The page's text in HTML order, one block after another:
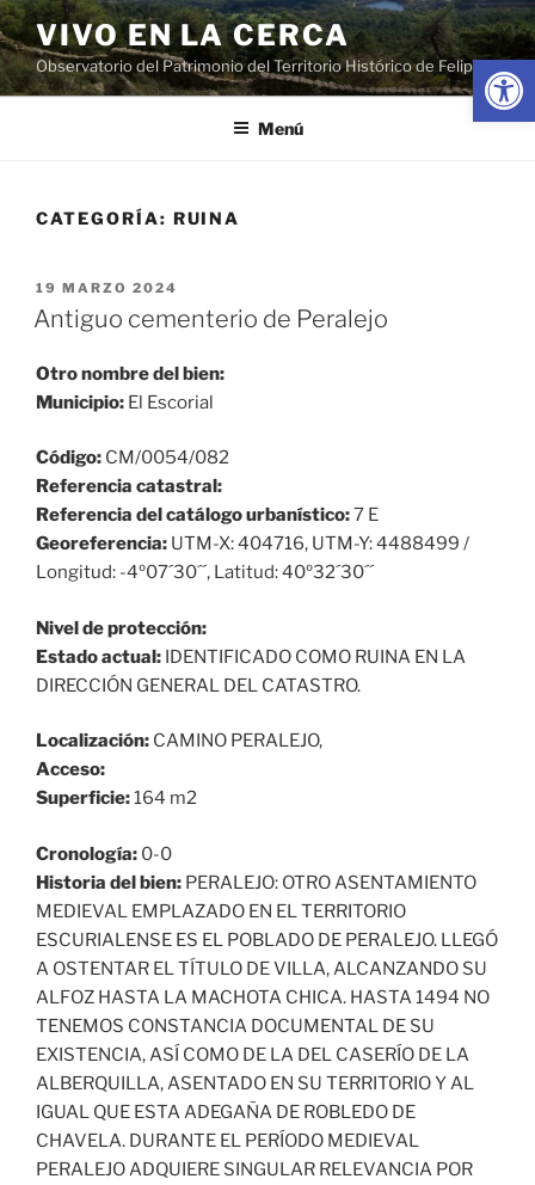
Abrir
Saltar
al
contenido
VIVO EN LA CERCA
Observatorio del Patrimonio del Territorio Histórico de Felipe II
Menú
CATEGORÍA: RUINA
PUBLICADO
EL
19 MARZO 2024
Antiguo cementerio de Peralejo
Otro nombre del bien:
Municipio: El Escorial
Código: CM/0054/082
Referencia catastral:
Referencia del catálogo urbanístico:7 E
Georeferencia: UTM-X: 404716, UTM-Y: 4488499 /
Longitud: -4º07´30´´, Latitud: 40º32´30´´
Nivel de protección:
Estado actual: IDENTIFICADO COMO RUINA EN LA
DIRECCIÓN GENERAL DEL CATASTRO.
Localización: CAMINO PERALEJO,
Acceso:
Superficie:164 m2
Cronología: 0-0
Historia del bien: PERALEJO: OTRO ASENTAMIENTO
MEDIEVAL EMPLAZADO EN EL TERRITORIO
ESCURIALENSE ES EL POBLADO DE PERALEJO. LLEGÓ
A OSTENTAR EL TÍTULO DE VILLA, ALCANZANDO SU
ALFOZ HASTA LA MACHOTA CHICA. HASTA 1494 NO
TENEMOS CONSTANCIA DOCUMENTAL DE SU
EXISTENCIA, ASÍ COMO DE LA DEL CASERÍO DE LA
ALBERQUILLA, ASENTADO EN SU TERRITORIO Y AL
IGUAL QUE ESTA ADEGAÑA DE ROBLEDO DE
CHAVELA. DURANTE EL PERÍODO MEDIEVAL
PERALEJO ADQUIERE SINGULAR RELEVANCIA POR